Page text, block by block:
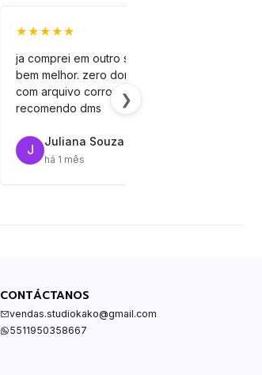
★★★★★
ja comprei em outro site mas esse é
bem melhor. zero dor de cabeça
com arquivo corrompido.
recomendo dms
J
Juliana Souza
há 1 mês
❯
CONTÁCTANOS
vendas.studiokako@gmail.com
5511950358667